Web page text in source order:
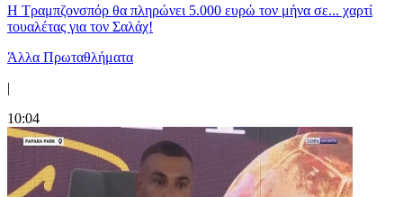
Η Τραμπζονσπόρ θα πληρώνει 5.000 ευρώ τον μήνα σε... χαρτί
τουαλέτας για τον Σαλάχ!
Άλλα Πρωταθλήματα
|
10:04